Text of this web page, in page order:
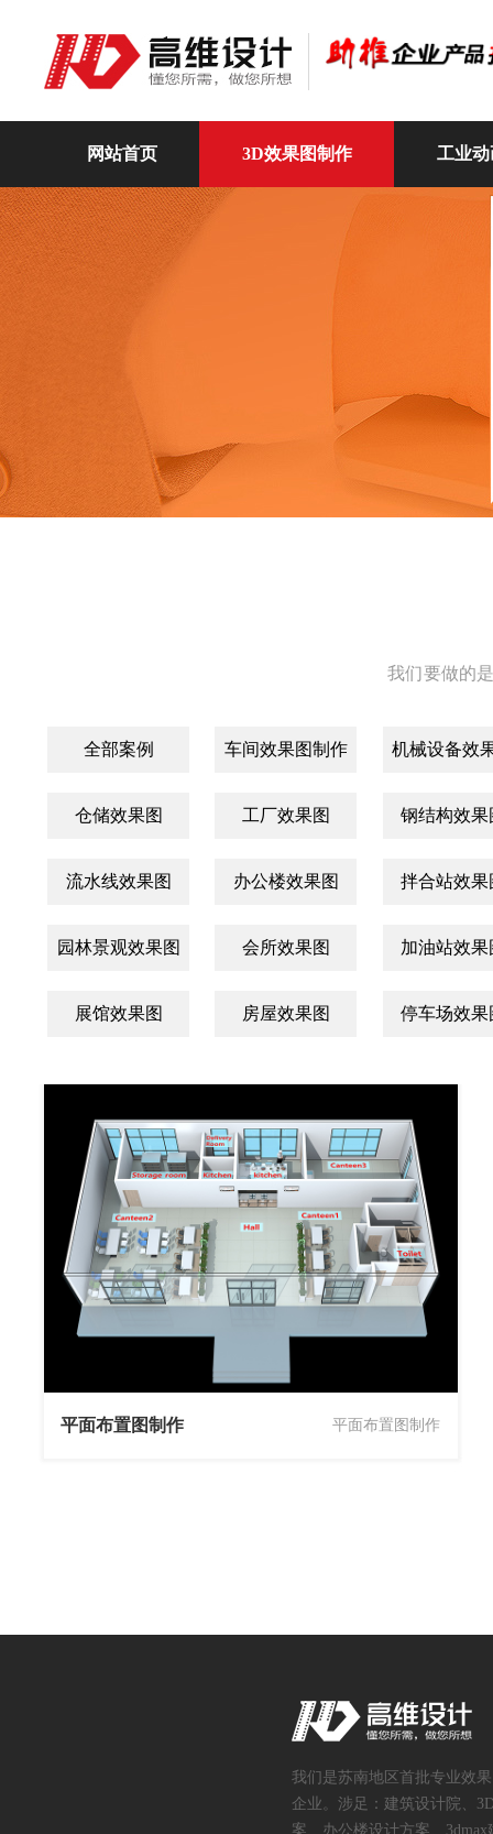
高维动画
网站首页 3D效果图制作 工业
关于我们
我们要做的
全部案例 车间效果图制作 机械设备效
仓储效果图 工厂效果图 钢结构效果
流水线效果图 办公楼效果图 拌合站效果
园林景观效果图 会所效果图 加油站效果
展馆效果图 房屋效果图 停车场效果
平面布置图制作 平面布置图制作
我们是苏南地区首批专业效
企业。涉足：建筑设计院、
案、办公楼设计方案、